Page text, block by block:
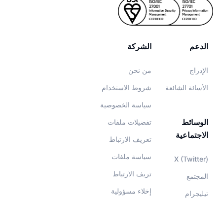
الشركة
من نحن
شروط الاستخدام
سياسة الخصوصية
تفضيلات ملفات
تعريف الارتباط
سياسة ملفات
تريف الارتباط
إخلاء مسؤولية
الدعم
الإدراج
الأسائة الشائعة
الوسائط
الاجتماعية
X (Twitter)
المجتمع
تيليجرام